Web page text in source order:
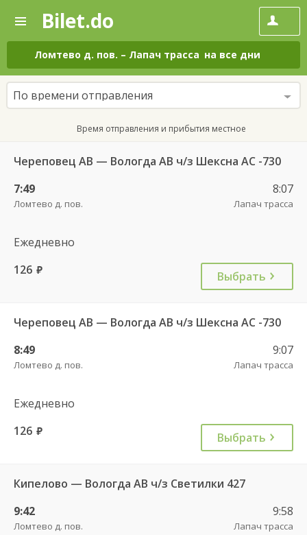
—
Поиск
и
покупка
билетов
на
автобус
онлайн
Bilet.do
Ломтево д. пов. – Лапач трасса на все дни
По времени отправления
Время отправления и прибытия местное
Череповец АВ — Вологда АВ ч/з Шексна АC -730
7:49
Ломтево д. пов.
8:07
Лапач трасса
Ежедневно
126 руб. Выбрать
Череповец АВ — Вологда АВ ч/з Шексна АC -730
8:49
Ломтево д. пов.
9:07
Лапач трасса
Ежедневно
126 руб. Выбрать
Кипелово — Вологда АВ ч/з Светилки 427
9:42
Ломтево д. пов.
9:58
Лапач трасса